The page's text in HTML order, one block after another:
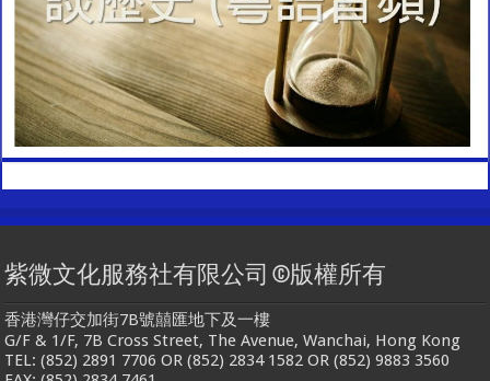
紫微文化服務社有限公司 ©版權所有
香港灣仔交加街7B號囍匯地下及一樓
G/F & 1/F, 7B Cross Street, The Avenue, Wanchai, Hong Kong
TEL: (852) 2891 7706 OR (852) 2834 1582 OR (852) 9883 3560